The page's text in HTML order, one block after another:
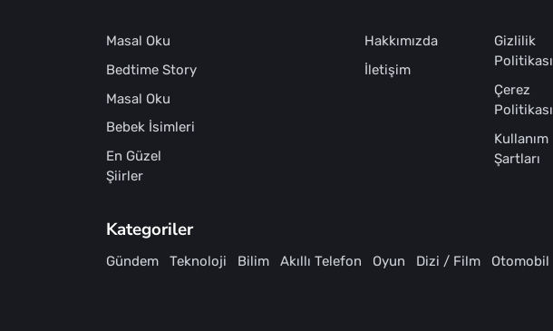
Masal Oku
Bedtime Story
Masal Oku
Bebek İsimleri
En Güzel
Şiirler
Hakkımızda
İletişim
Gizlilik
Politikası
Çerez
Politikası
Kullanım
Şartları
Kategoriler
Gündem Teknoloji Bilim Akıllı Telefon Oyun Dizi / Film Otomobil